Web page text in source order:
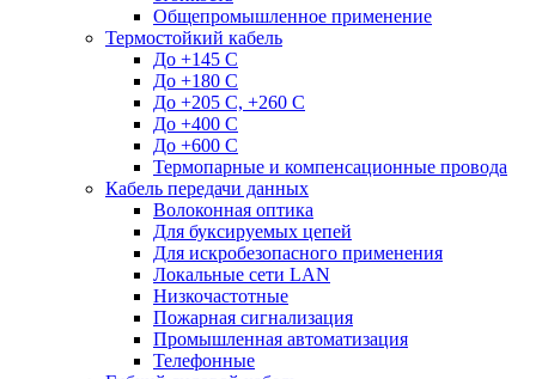
Общепромышленное применение
Термостойкий кабель
До +145 С
До +180 C
До +205 С, +260 С
До +400 C
До +600 С
Термопарные и компенсационные провода
Кабель передачи данных
Волоконная оптика
Для буксируемых цепей
Для искробезопасного применения
Локальные сети LAN
Низкочастотные
Пожарная сигнализация
Промышленная автоматизация
Телефонные